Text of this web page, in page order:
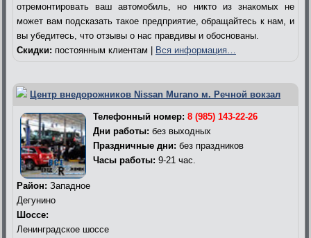
отремонтировать ваш автомобиль, но никто из знакомых не
может вам подсказать такое предприятие, обращайтесь к нам, и
вы убедитесь, что отзывы о нас правдивы и обоснованы.
Скидки: постоянным клиентам | Вся информация…
Центр внедорожников Nissan Murano м. Речной вокзал
Телефонный номер: 8 (985) 143-22-26
Дни работы: без выходных
Праздничные дни: без праздников
Часы работы: 9-21 час.
Район: Западное
Дегунино
Шоссе:
Ленинградское шоссе